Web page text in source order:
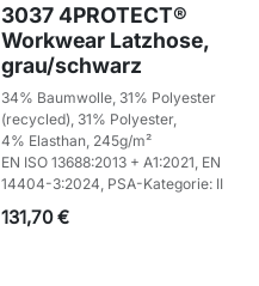
3037 4PROTECT®
Workwear Latzhose,
grau/schwarz
34% Baumwolle, 31% Polyester
(recycled), 31% Polyester,
4% Elasthan, 245g/m²
EN ISO 13688:2013 + A1:2021, EN
14404-3:2024, PSA-Kategorie: II
131,70€